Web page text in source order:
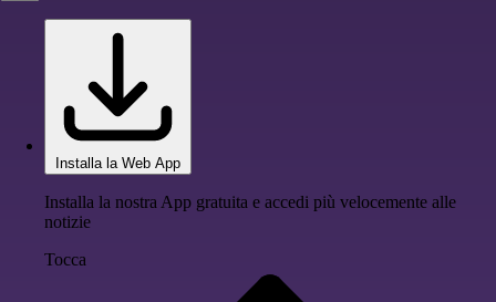
Installa la Web App
Installa la nostra App gratuita e accedi più velocemente alle
notizie
Tocca